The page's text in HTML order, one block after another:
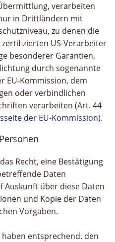
verarbeiten
in Drittländern mit
zu denen die
US-Verarbeiter
besonderer Garantien,
durch sogenannte
EU-Kommission, dem
oder verbindlichen
verarbeiten (Art. 44
der EU-Kommission).
Recht, eine Bestätigung
Daten
über diese Daten
und Kopie der Daten
Vorgaben.
entsprechend. den